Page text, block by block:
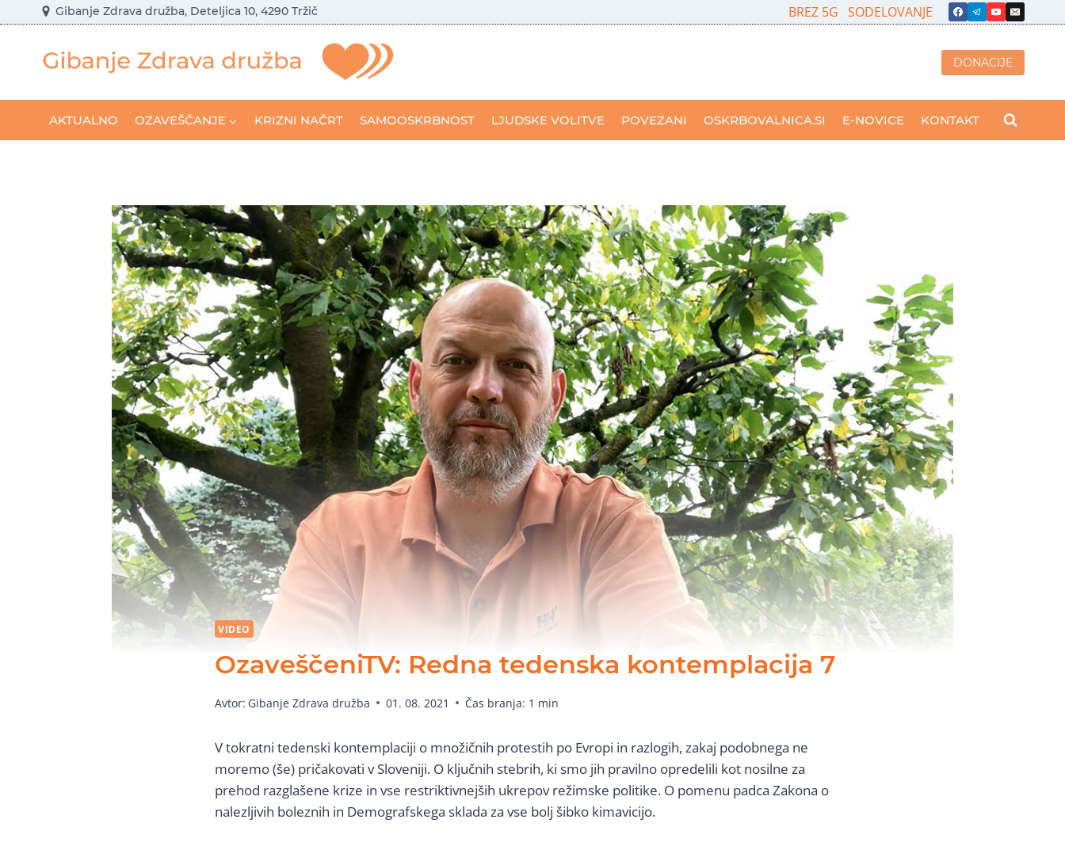
content
Gibanje Zdrava družba, Deteljica 10, 4290 Tržič BREZ 5G SODELOVANJE
DONACIJE
AKTUALNO OZAVEŠČANJE KRIZNI NAČRT SAMOOSKRBNOST LJUDSKE VOLITVE POVEZANI OSKRBOVALNICA.SI E-NOVICE KONTAKT
VIDEO
OzaveščeniTV: Redna tedenska kontemplacija 7
Avtor: Gibanje Zdrava družba 01. 08. 2021 Čas branja: 1 min
V tokratni tedenski kontemplaciji o množičnih protestih po Evropi in razlogih, zakaj podobnega ne
moremo (še) pričakovati v Sloveniji. O ključnih stebrih, ki smo jih pravilno opredelili kot nosilne za
prehod razglašene krize in vse restriktivnejših ukrepov režimske politike. O pomenu padca Zakona o
nalezljivih boleznih in Demografskega sklada za vse bolj šibko kimavicijo.